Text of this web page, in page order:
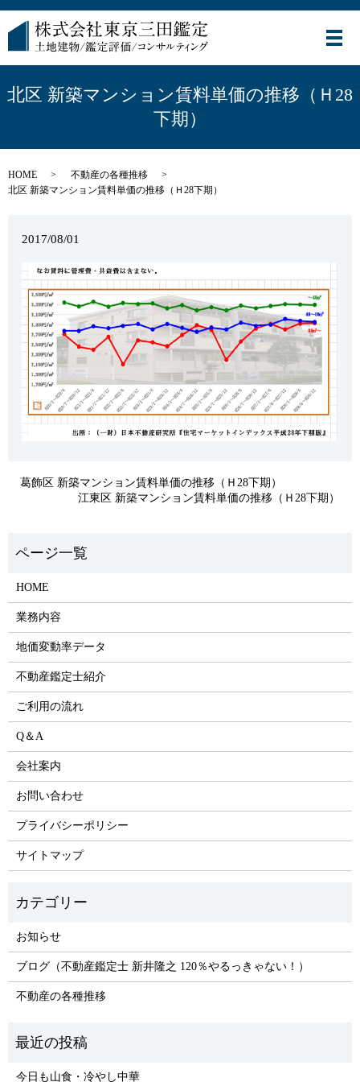
メ
北区 新築マンション賃料単価の推移（Ｈ28
下期）
HOME
不動産の各種推移
北区 新築マンション賃料単価の推移（Ｈ28下期）
2017/08/01
葛飾区 新築マンション賃料単価の推移（Ｈ28下期）
江東区 新築マンション賃料単価の推移（Ｈ28下期）
HOME
業務内容
地価変動率データ
不動産鑑定士紹介
ご利用の流れ
Q＆A
会社案内
お問い合わせ
プライバシーポリシー
サイトマップ
お知らせ
ブログ（不動産鑑定士 新井隆之 120％やるっきゃない！）
不動産の各種推移
今日も山食・冷やし中華